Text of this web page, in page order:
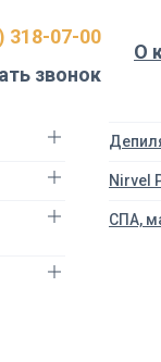
318-07-00
О
звонок
Nirvel
СПА,